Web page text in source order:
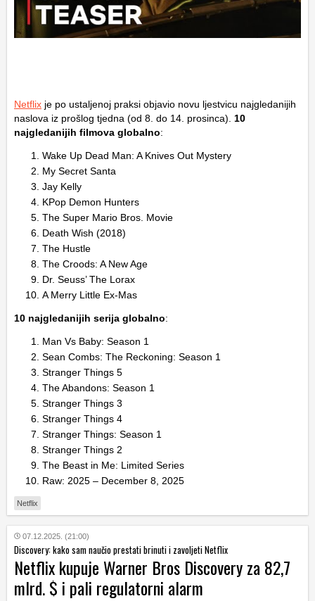
Netflix je po ustaljenoj praksi objavio novu ljestvicu najgledanijih
naslova iz prošlog tjedna (od 8. do 14. prosinca). 10
najgledanijih filmova globalno:
Wake Up Dead Man: A Knives Out Mystery
My Secret Santa
Jay Kelly
KPop Demon Hunters
The Super Mario Bros. Movie
Death Wish (2018)
The Hustle
The Croods: A New Age
Dr. Seuss’ The Lorax
A Merry Little Ex-Mas
10 najgledanijih serija globalno:
Man Vs Baby: Season 1
Sean Combs: The Reckoning: Season 1
Stranger Things 5
The Abandons: Season 1
Stranger Things 3
Stranger Things 4
Stranger Things: Season 1
Stranger Things 2
The Beast in Me: Limited Series
Raw: 2025 – December 8, 2025
Netflix
07.12.2025. (21:00)
Discovery: kako sam naučio prestati brinuti i zavoljeti Netflix
Netflix kupuje Warner Bros Discovery za 82,7
mlrd. $ i pali regulatorni alarm